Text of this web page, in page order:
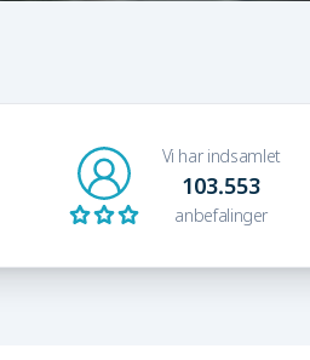
Vi har indsamlet
103.553
anbefalinger